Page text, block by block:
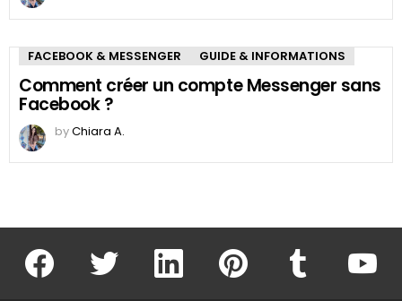
FACEBOOK & MESSENGER GUIDE & INFORMATIONS
Comment créer un compte Messenger sans
Facebook ?
byChiara A.
facebook twitter linkedin pinterest